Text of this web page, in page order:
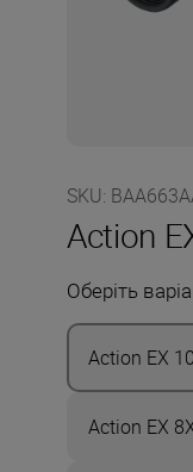
SKU:
Action
Оберіть
Action EX
Action EX